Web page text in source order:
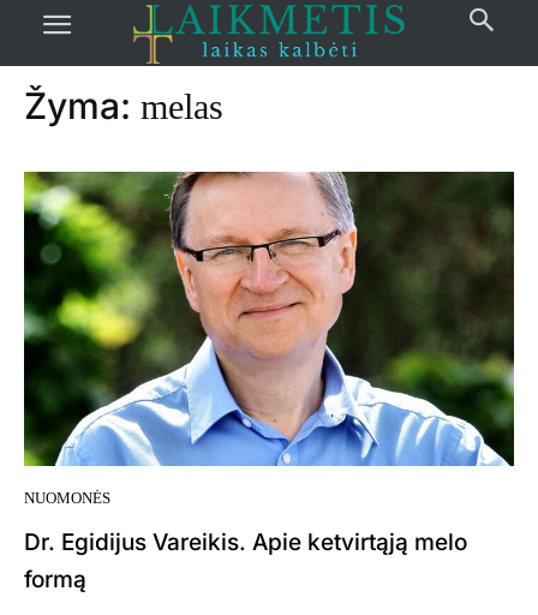
žymos Melas
Žyma: melas
NUOMONĖS
Dr. Egidijus Vareikis. Apie ketvirtąją melo
formą